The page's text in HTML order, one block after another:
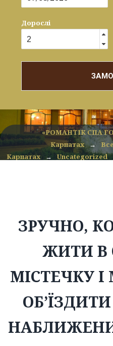
Дорослі
«РОМАНТІК СПА
Карпатах →
Карпатах
→ Uncategorized
ЗРУЧНО,
ЖИТИ В
МІСТЕЧКУ